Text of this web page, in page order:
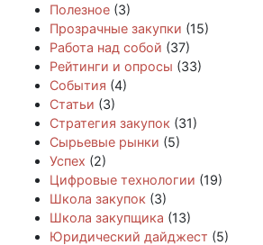
Полезное (3)
Прозрачные закупки (15)
Работа над собой (37)
Рейтинги и опросы (33)
События (4)
Статьи (3)
Стратегия закупок (31)
Сырьевые рынки (5)
Успех (2)
Цифровые технологии (19)
Школа закупок (3)
Школа закупщика (13)
Юридический дайджест (5)